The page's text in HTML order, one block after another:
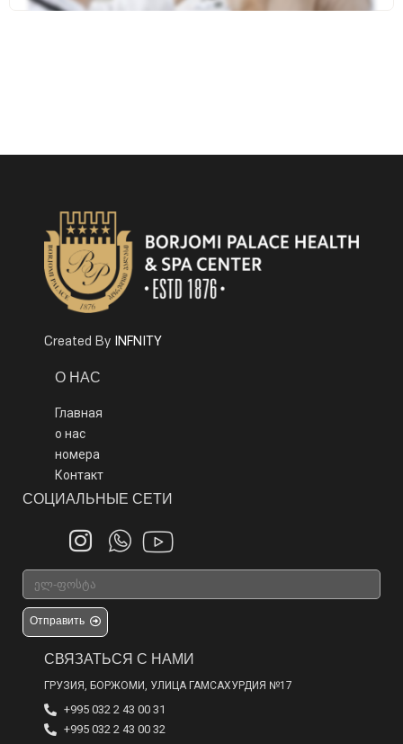
Created By INFNITY
О НАС
Главная
о нас
номера
Контакт
СОЦИАЛЬНЫЕ СЕТИ
Отправить
СВЯЗАТЬСЯ С НАМИ
ГРУЗИЯ, БОРЖОМИ, УЛИЦА ГАМСАХУРДИЯ №17
+995 032 2 43 00 31
+995 032 2 43 00 32